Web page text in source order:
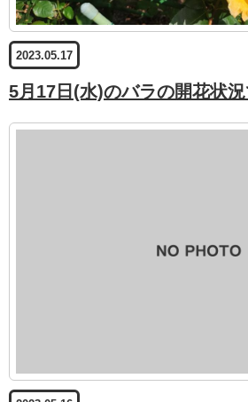
2023.05.17
5月17日(水)のバラの開花状